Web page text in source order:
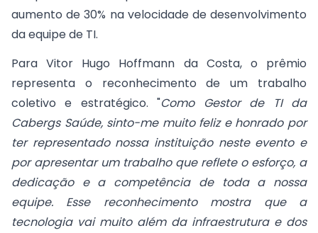
aumento de 30% na velocidade de desenvolvimento
da equipe de TI.
Para Vitor Hugo Hoffmann da Costa, o prêmio
representa o reconhecimento de um trabalho
coletivo e estratégico. "Como Gestor de TI da
Cabergs Saúde, sinto-me muito feliz e honrado por
ter representado nossa instituição neste evento e
por apresentar um trabalho que reflete o esforço, a
dedicação e a competência de toda a nossa
equipe. Esse reconhecimento mostra que a
tecnologia vai muito além da infraestrutura e dos